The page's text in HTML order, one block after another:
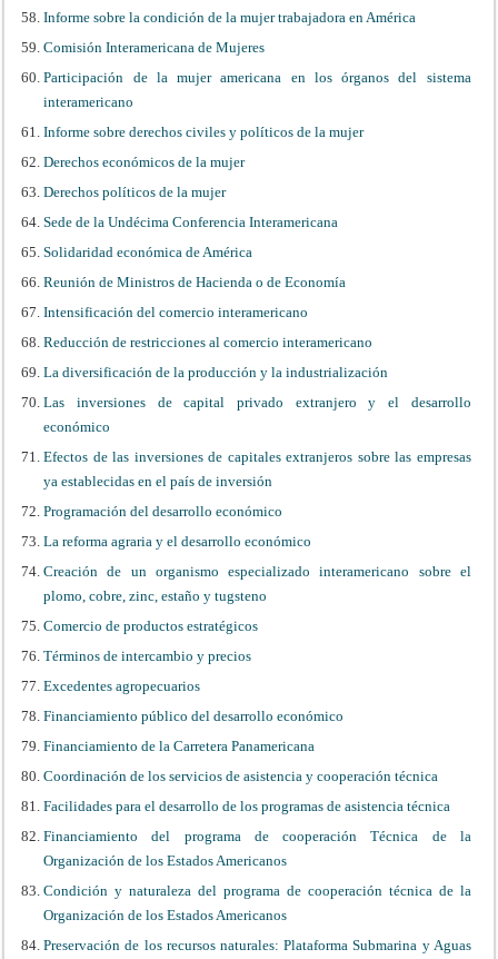
Informe sobre la condición de la mujer trabajadora en América
Comisión Interamericana de Mujeres
Participación de la mujer americana en los órganos del sistema
interamericano
Informe sobre derechos civiles y políticos de la mujer
Derechos económicos de la mujer
Derechos políticos de la mujer
Sede de la Undécima Conferencia Interamericana
Solidaridad económica de América
Reunión de Ministros de Hacienda o de Economía
Intensificación del comercio interamericano
Reducción de restricciones al comercio interamericano
La diversificación de la producción y la industrialización
Las inversiones de capital privado extranjero y el desarrollo
económico
Efectos de las inversiones de capitales extranjeros sobre las empresas
ya establecidas en el país de inversión
Programación del desarrollo económico
La reforma agraria y el desarrollo económico
Creación de un organismo especializado interamericano sobre el
plomo, cobre, zinc, estaño y tugsteno
Comercio de productos estratégicos
Términos de intercambio y precios
Excedentes agropecuarios
Financiamiento público del desarrollo económico
Financiamiento de la Carretera Panamericana
Coordinación de los servicios de asistencia y cooperación técnica
Facilidades para el desarrollo de los programas de asistencia técnica
Financiamiento del programa de cooperación Técnica de la
Organización de los Estados Americanos
Condición y naturaleza del programa de cooperación técnica de la
Organización de los Estados Americanos
Preservación de los recursos naturales: Plataforma Submarina y Aguas